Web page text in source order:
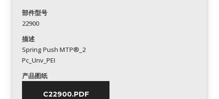
部件型号
22900
描述
Spring Push MTP®_2
Pc_Unv_PEI
产品图纸
C22900.PDF